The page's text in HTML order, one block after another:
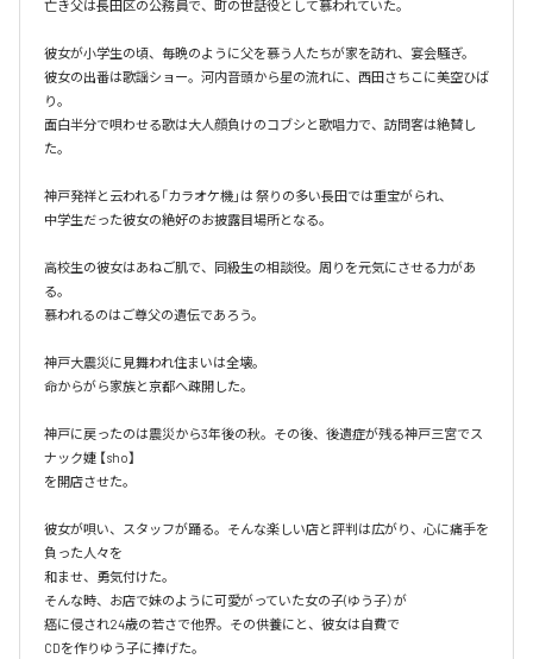
亡き父は長田区の公務員で、町の世話役として慕われていた。
彼女が小学生の頃、毎晩のように父を慕う人たちが家を訪れ、宴会騒ぎ。
彼女の出番は歌謡ショー。河内音頭から星の流れに、西田さちこに美空ひば
り。
面白半分で唄わせる歌は大人顔負けのコブシと歌唱力で、訪問客は絶賛し
た。
神戸発祥と云われる「カラオケ機｣は 祭りの多い長田では重宝がられ、
中学生だった彼女の絶好のお披露目場所となる。
高校生の彼女はあねご肌で、同級生の相談役。周りを元気にさせる力があ
る。
慕われるのはご尊父の遺伝であろう。
神戸大震災に見舞われ住まいは全壊。
命からがら家族と京都へ疎開した。
神戸に戻ったのは震災から3年後の秋。その後、後遺症が残る神戸三宮でス
ナック婕 【sho】
を開店させた。
彼女が唄い、スタッフが踊る。そんな楽しい店と評判は広がり、心に痛手を
負った人々を
和ませ、勇気付けた。
そんな時、お店で妹のように可愛がっていた女の子(ゆう子）が
癌に侵され24歳の若さで他界。その供養にと、彼女は自費で
CDを作りゆう子に捧げた。